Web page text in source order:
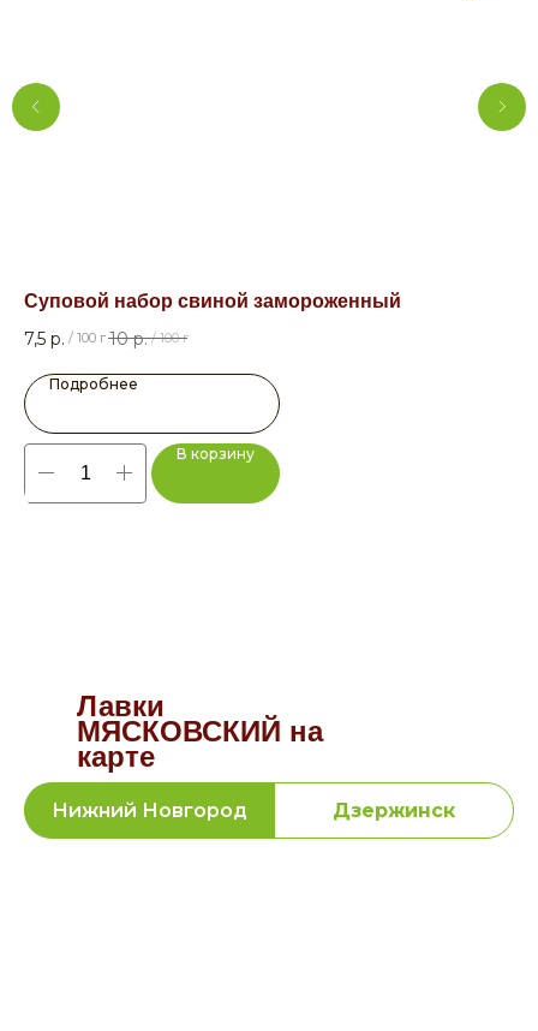
Суповой набор свиной замороженный
7,5 р. / 100 г 10 р. / 100 г
Подробнее
В корзину
Лавки
МЯСКОВСКИЙ на
карте
Нижний Новгород Дзержинск